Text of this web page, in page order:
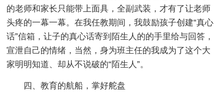
的老师和家长只能带上面具，全副武装，才有了让老师
头疼的一幕一幕。在我任教期间，我鼓励孩子创建“真心
话”信箱，让子的真心话寄到陌生人的的手里给与回答，
宣泄自己的情绪，当然，身为班主任的我成为了这个大
家明明知道、却从不说破的“陌生人”。
四、教育的航船，掌好舵盘